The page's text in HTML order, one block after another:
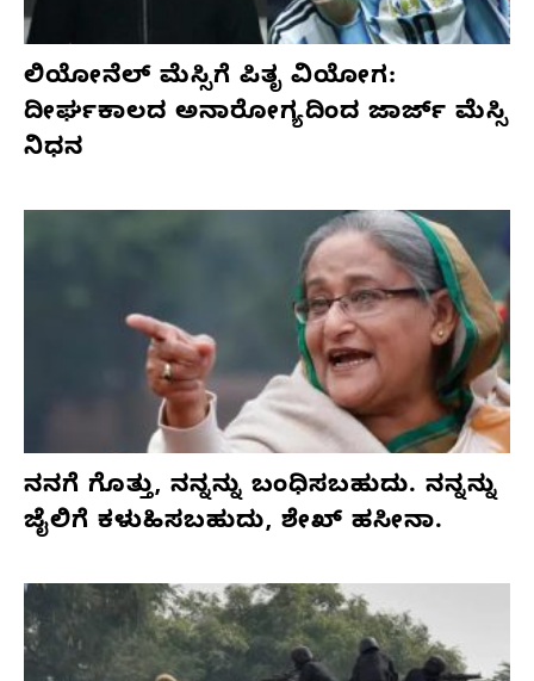
ಲಿಯೋನೆಲ್ ಮೆಸ್ಸಿಗೆ ಪಿತೃ ವಿಯೋಗ:
ದೀರ್ಘಕಾಲದ ಅನಾರೋಗ್ಯದಿಂದ ಜಾರ್ಜ್ ಮೆಸ್ಸಿ
ನಿಧನ
ನನಗೆ ಗೊತ್ತು, ನನ್ನನ್ನು ಬಂಧಿಸಬಹುದು. ನನ್ನನ್ನು
ಜೈಲಿಗೆ ಕಳುಹಿಸಬಹುದು, ಶೇಖ್ ಹಸೀನಾ.